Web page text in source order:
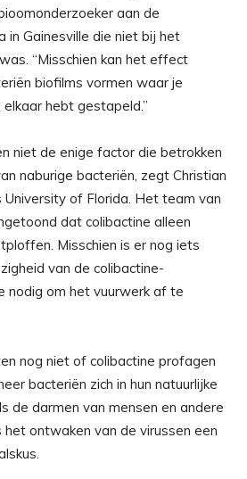
aan de
in Gainesville die niet bij het
“Misschien kan het effect
biofilms vormen waar je
hebt gestapeld.”
niet de enige factor die betrokken
naburige bacteriën, zegt Christian
University of Florida. Het team van
dat colibactine alleen
Misschien is er nog iets
van de colibactine-
nodig om het vuurwerk af te
nog niet of colibactine profagen
bacteriën zich in hun natuurlijke
de darmen van mensen en andere
het ontwaken van de virussen een